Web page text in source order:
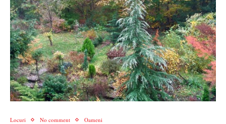
Locuri No comment Oameni